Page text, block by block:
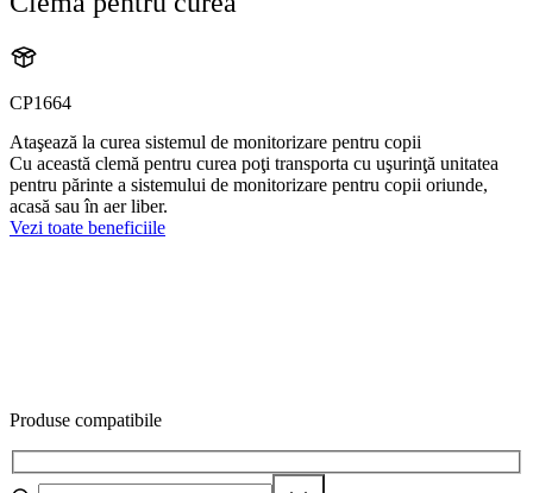
CP1664
Ataşează la curea sistemul de monitorizare pentru copii
Cu această clemă pentru curea poţi transporta cu uşurinţă unitatea
pentru părinte a sistemului de monitorizare pentru copii oriunde,
acasă sau în aer liber.
Vezi toate beneficiile
Produse compatibile